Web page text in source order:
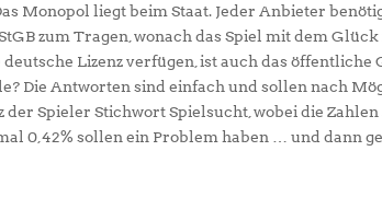
Monopol liegt beim Staat. Jeder Anbieter
zum Tragen, wonach das Spiel mit dem
Lizenz verfügen, ist auch das öffentliche
Die Antworten sind einfach und sollen nach
Spieler Stichwort Spielsucht, wobei die Zahlen
0,42% sollen ein Problem haben … und dann